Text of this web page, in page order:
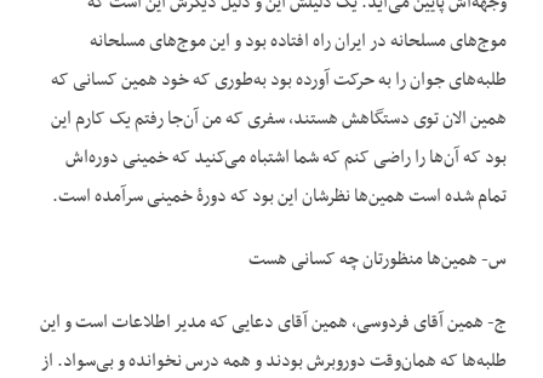
موج‌های مسلحانه در ایران راه افتاده بود و این موج‌های مسلحانه
طلبه‌های جوان را به حرکت آورده بود به‌طوری که خود همین کسانی که
همین الان توی دستگاهش هستند، سفری که من آن‌جا رفتم یک کارم این
بود که آن‌ها را راضی کنم که شما اشتباه می‌کنید که خمینی دوره‌اش
تمام شده است همین‌ها نظرشان این بود که دورۀ خمینی سرآمده است.
س- همین‌ها منظورتان چه کسانی هست
ج- همین آقای فردوسی، همین آقای دعایی که مدیر اطلاعات است و این
طلبه‌ها که همان‌وقت دوروبرش بودند و همه درس نخوانده و بی‌سواد. از